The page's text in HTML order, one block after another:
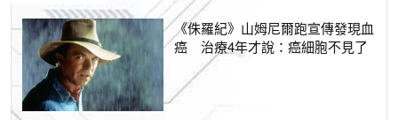
《侏羅紀》山姆尼爾跑宣傳發現血
癌 治療4年才說：癌細胞不見了